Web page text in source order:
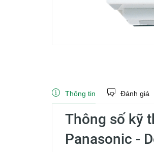
Thông tin Đánh giá
Thông số kỹ
Panasonic -